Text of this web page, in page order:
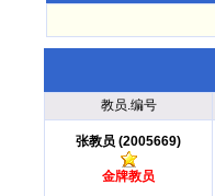
教员.编号
张教员 (2005669)
金牌教员